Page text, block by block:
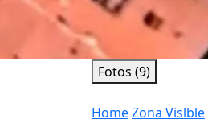
Fotos (9)
HomeZona Vislble